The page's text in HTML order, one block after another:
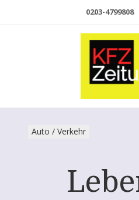
0203-4799808
Auto / Verkehr